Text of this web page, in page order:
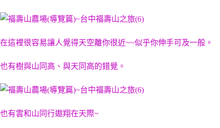
在這裡很容易讓人覺得天空離你很近~~似乎你伸手可及一般。
也有樹與山同高、與天同高的錯覺。
也有雲和山同行遨翔在天際~